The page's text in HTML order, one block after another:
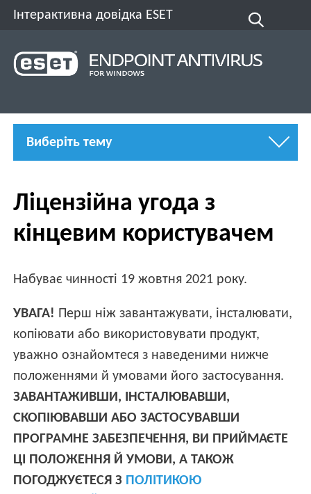
Інтерактивна довідка ESET
Виберіть тему
Ліцензійна угода з
кінцевим користувачем
Набуває чинності 19 жовтня 2021 року.
УВАГА! Перш ніж завантажувати, інсталювати,
копіювати або використовувати продукт,
уважно ознайомтеся з наведеними нижче
положеннями й умовами його застосування.
ЗАВАНТАЖИВШИ, ІНСТАЛЮВАВШИ,
СКОПІЮВАВШИ АБО ЗАСТОСУВАВШИ
ПРОГРАМНЕ ЗАБЕЗПЕЧЕННЯ, ВИ ПРИЙМАЄТЕ
ЦІ ПОЛОЖЕННЯ Й УМОВИ, А ТАКОЖ
ПОГОДЖУЄТЕСЯ З ПОЛІТИКОЮ